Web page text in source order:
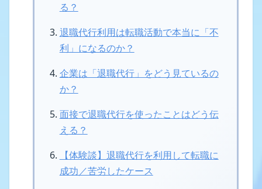
る？
退職代行利用は転職活動で本当に「不
利」になるのか？
企業は「退職代行」をどう見ているの
か？
面接で退職代行を使ったことはどう伝
える？
【体験談】退職代行を利用して転職に
成功／苦労したケース